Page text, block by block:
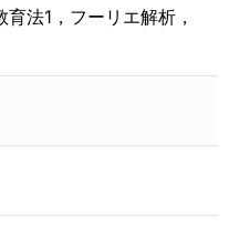
法1，フーリエ解析，